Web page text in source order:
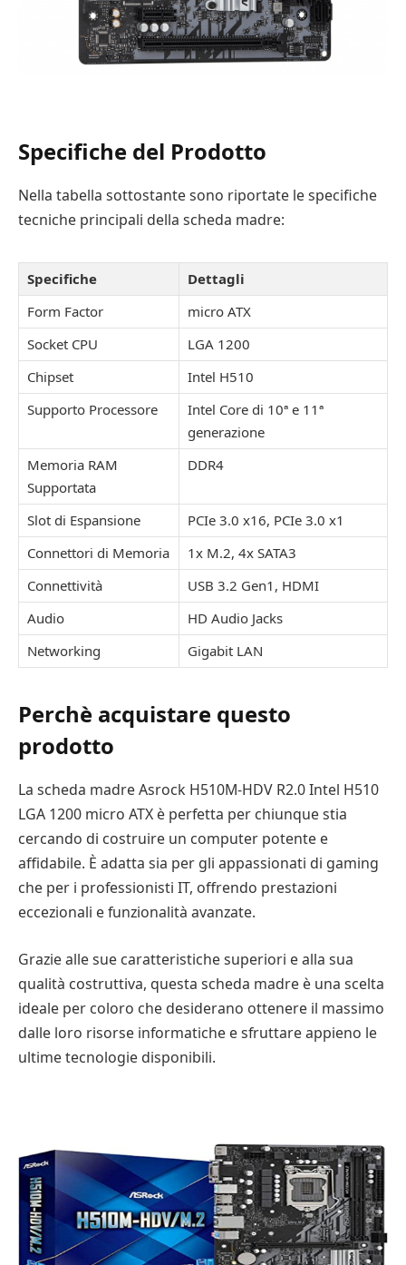
Specifiche del Prodotto
Nella tabella sottostante sono riportate le specifiche
tecniche principali della scheda madre:
Specifiche
Dettagli
Form Factor
micro ATX
Socket CPU
LGA 1200
Chipset
Intel H510
Supporto Processore
Intel Core di 10ª e 11ª
generazione
Memoria RAM
Supportata
DDR4
Slot di Espansione
PCIe 3.0 x16, PCIe 3.0 x1
Connettori di Memoria
1x M.2, 4x SATA3
Connettività
USB 3.2 Gen1, HDMI
Audio
HD Audio Jacks
Networking
Gigabit LAN
Perchè acquistare questo
prodotto
La scheda madre Asrock H510M-HDV R2.0 Intel H510
LGA 1200 micro ATX è perfetta per chiunque stia
cercando di costruire un computer potente e
affidabile. È adatta sia per gli appassionati di gaming
che per i professionisti IT, offrendo prestazioni
eccezionali e funzionalità avanzate.
Grazie alle sue caratteristiche superiori e alla sua
qualità costruttiva, questa scheda madre è una scelta
ideale per coloro che desiderano ottenere il massimo
dalle loro risorse informatiche e sfruttare appieno le
ultime tecnologie disponibili.